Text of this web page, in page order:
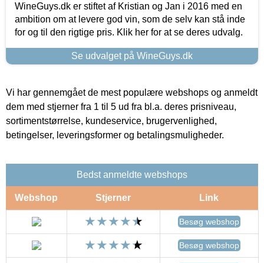
WineGuys.dk er stiftet af Kristian og Jan i 2016 med en
ambition om at levere god vin, som de selv kan stå inde
for og til den rigtige pris. Klik her for at se deres udvalg.
Se udvalget på WineGuys.dk
Vi har gennemgået de mest populære webshops og anmeldt
dem med stjerner fra 1 til 5 ud fra bl.a. deres prisniveau,
sortimentstørrelse, kundeservice, brugervenlighed,
betingelser, leveringsformer og betalingsmuligheder.
Bedst anmeldte webshops
Webshop Stjerner Link
Besøg webshop
Besøg webshop